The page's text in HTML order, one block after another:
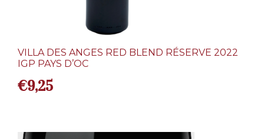
VILLA DES ANGES RED BLEND RÉSERVE 2022
IGP PAYS D’OC
€9,25